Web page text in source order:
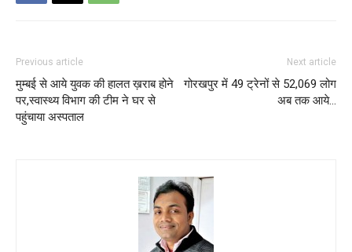
Previous article
मुम्बई से आये युवक की हालत ख़राब होने
पर,स्वास्थ्य विभाग की टीम ने घर से
पहुंचाया अस्पताल
Next article
गोरखपुर में 49 ट्रेनों से 52,069 लोग
अब तक आये…